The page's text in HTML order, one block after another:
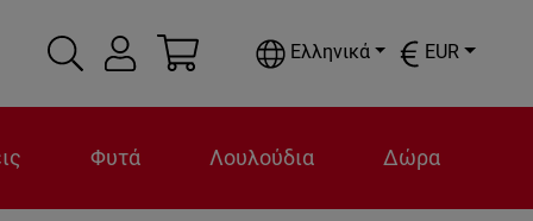
Ελληνικά EUR
Φυτά Λουλούδια Δώρα